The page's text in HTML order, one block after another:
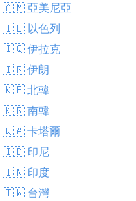
🇦🇲 亞美尼亞
🇮🇱 以色列
🇮🇶 伊拉克
🇮🇷 伊朗
🇰🇵 北韓
🇰🇷 南韓
🇶🇦 卡塔爾
🇮🇩 印尼
🇮🇳 印度
🇹🇼 台灣